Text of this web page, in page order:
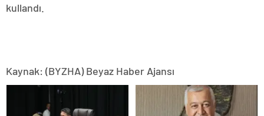
kullandı.
Kaynak: (BYZHA) Beyaz Haber Ajansı